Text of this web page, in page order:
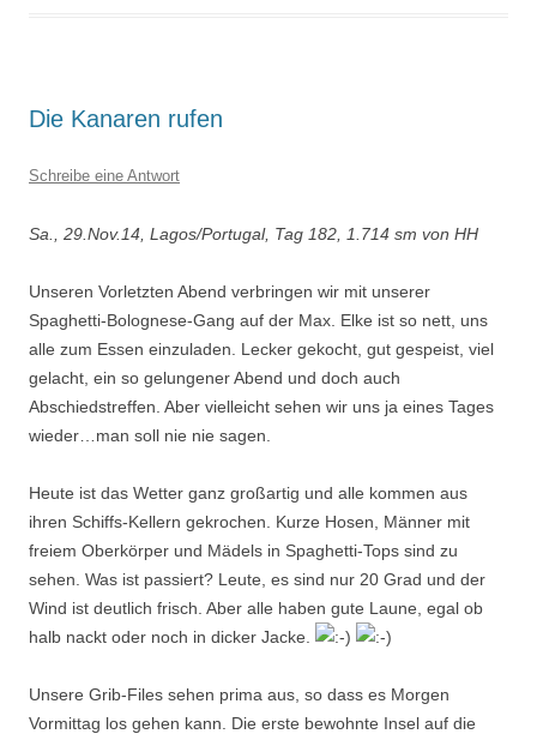
Die Kanaren rufen
Schreibe eine Antwort
Sa., 29.Nov.14, Lagos/Portugal, Tag 182, 1.714 sm von HH
Unseren Vorletzten Abend verbringen wir mit unserer
Spaghetti-Bolognese-Gang auf der Max. Elke ist so nett, uns
alle zum Essen einzuladen. Lecker gekocht, gut gespeist, viel
gelacht, ein so gelungener Abend und doch auch
Abschiedstreffen. Aber vielleicht sehen wir uns ja eines Tages
wieder…man soll nie nie sagen.
Heute ist das Wetter ganz großartig und alle kommen aus
ihren Schiffs-Kellern gekrochen. Kurze Hosen, Männer mit
freiem Oberkörper und Mädels in Spaghetti-Tops sind zu
sehen. Was ist passiert? Leute, es sind nur 20 Grad und der
Wind ist deutlich frisch. Aber alle haben gute Laune, egal ob
halb nackt oder noch in dicker Jacke.
Unsere Grib-Files sehen prima aus, so dass es Morgen
Vormittag los gehen kann. Die erste bewohnte Insel auf die